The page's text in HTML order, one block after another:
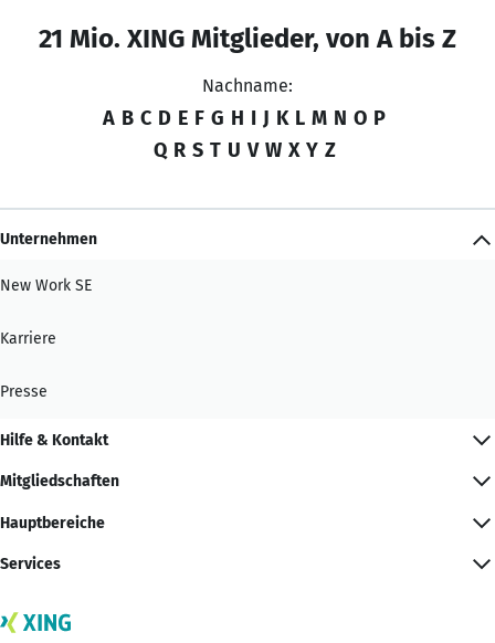
21 Mio. XING Mitglieder, von A bis Z
Nachname:
A B C D E F G H I J K L M N O P
Q R S T U V W X Y Z
Unternehmen
New Work SE
Karriere
Presse
Hilfe & Kontakt
Mitgliedschaften
Hauptbereiche
Services